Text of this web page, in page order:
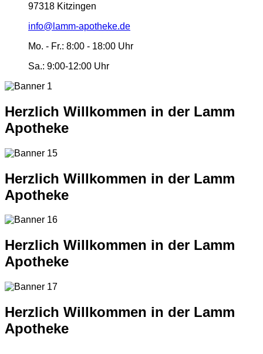
97318 Kitzingen
info@lamm-apotheke.de
Mo. - Fr.: 8:00 - 18:00 Uhr
Sa.: 9:00-12:00 Uhr
Herzlich Willkommen in der Lamm
Apotheke
Herzlich Willkommen in der Lamm
Apotheke
Herzlich Willkommen in der Lamm
Apotheke
Herzlich Willkommen in der Lamm
Apotheke